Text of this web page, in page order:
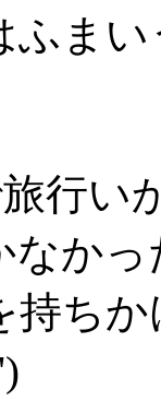
ふま
行い
なか
持ち